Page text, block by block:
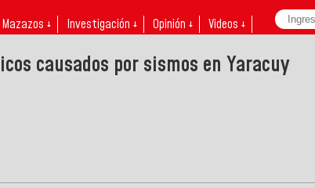
Mazazos ↓ Investigación ↓ Opinión ↓ Videos ↓
causados por sismos en Yaracuy